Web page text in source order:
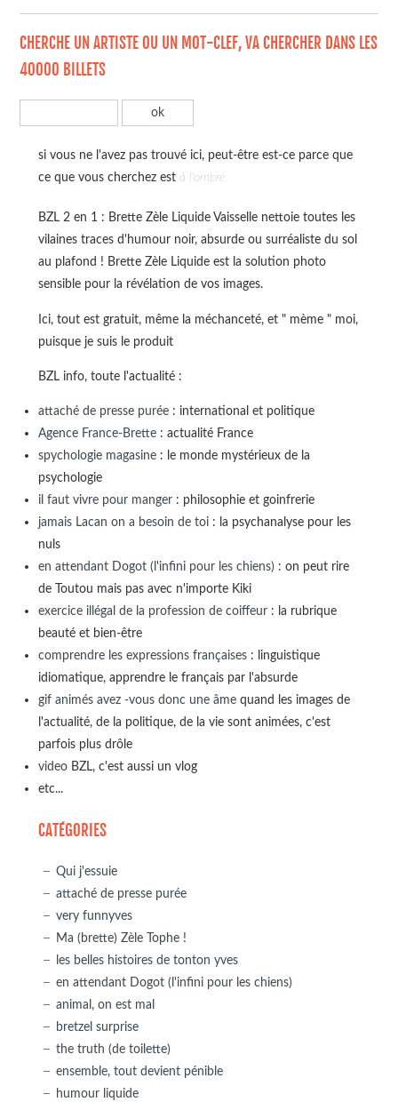
CHERCHE UN ARTISTE OU UN MOT-CLEF, VA CHERCHER DANS LES
40000 BILLETS
si vous ne l'avez pas trouvé ici, peut-être est-ce parce que
ce que vous cherchez est à l'ombre
BZL 2 en 1 : Brette Zèle Liquide Vaisselle nettoie toutes les
vilaines traces d'humour noir, absurde ou surréaliste du sol
au plafond ! Brette Zèle Liquide est la solution photo
sensible pour la révélation de vos images.
Ici, tout est gratuit, même la méchanceté, et " mème " moi,
puisque je suis le produit
BZL info, toute l'actualité :
attaché de presse purée: international et politique
Agence France-Brette: actualité France
spychologie magasine: le monde mystérieux de la
psychologie
il faut vivre pour manger: philosophie et goinfrerie
jamais Lacan on a besoin de toi: la psychanalyse pour les
nuls
en attendant Dogot (l'infini pour les chiens): on peut rire
de Toutou mais pas avec n'importe Kiki
exercice illégal de la profession de coiffeur: la rubrique
beauté et bien-être
comprendre les expressions françaises: linguistique
idiomatique, apprendre le français par l'absurde
gif animés avez -vous donc une âmequand les images de
l'actualité, de la politique, de la vie sont animées, c'est
parfois plus drôle
videoBZL, c'est aussi un vlog
etc...
CATÉGORIES
Qui j'essuie
attaché de presse purée
very funnyves
Ma (brette) Zèle Tophe !
les belles histoires de tonton yves
en attendant Dogot (l'infini pour les chiens)
animal, on est mal
bretzel surprise
the truth (de toilette)
ensemble, tout devient pénible
humour liquide